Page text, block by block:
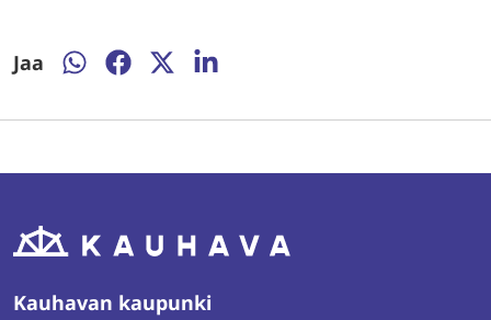
Jaa
Jaa
Jaa
Jaa
Jaa
Kauhavan kaupunki